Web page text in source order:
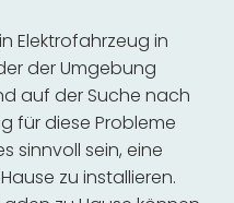
Elektrofahrzeug in
der Umgebung
auf der Suche nach
für diese Probleme
sinnvoll sein, eine
zu installieren.